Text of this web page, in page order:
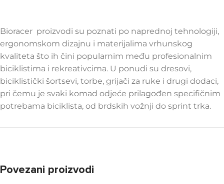
Bioracer proizvodi su poznati po naprednoj tehnologiji,
ergonomskom dizajnu i materijalima vrhunskog
kvaliteta što ih čini popularnim među profesionalnim
biciklistima i rekreativcima. U ponudi su dresovi,
biciklistički šortsevi, torbe, grijači za ruke i drugi dodaci,
pri čemu je svaki komad odjeće prilagođen specifičnim
potrebama biciklista, od brdskih vožnji do sprint trka.
Povezani proizvodi